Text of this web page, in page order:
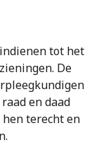
tot het
De
en daad
terecht en